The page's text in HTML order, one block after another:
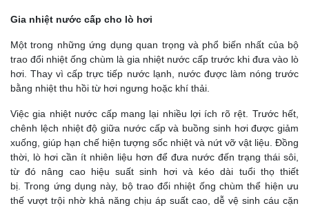
Gia nhiệt nước cấp cho lò hơi
Một trong những ứng dụng quan trọng và phổ biến nhất của bộ
trao đổi nhiệt ống chùm là gia nhiệt nước cấp trước khi đưa vào lò
hơi. Thay vì cấp trực tiếp nước lạnh, nước được làm nóng trước
bằng nhiệt thu hồi từ hơi ngưng hoặc khí thải.
Việc gia nhiệt nước cấp mang lại nhiều lợi ích rõ rệt. Trước hết,
chênh lệch nhiệt độ giữa nước cấp và buồng sinh hơi được giảm
xuống, giúp hạn chế hiện tượng sốc nhiệt và nứt vỡ vật liệu. Đồng
thời, lò hơi cần ít nhiên liệu hơn để đưa nước đến trạng thái sôi,
từ đó nâng cao hiệu suất sinh hơi và kéo dài tuổi thọ thiết
bị.Trong ứng dụng này, bộ trao đổi nhiệt ống chùm thể hiện ưu
thế vượt trội nhờ khả năng chịu áp suất cao, dễ vệ sinh cáu cặn